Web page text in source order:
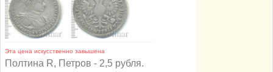
Эта цена искусственно завышена
Полтина R, Петров - 2,5 рубля.